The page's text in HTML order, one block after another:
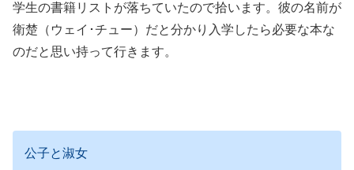
学生の書籍リストが落ちていたので拾います。彼の名前が
衛楚（ウェイ･チュー）だと分かり入学したら必要な本な
のだと思い持って行きます。
公子と淑女